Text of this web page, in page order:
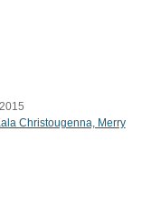
Christougenna, Merry